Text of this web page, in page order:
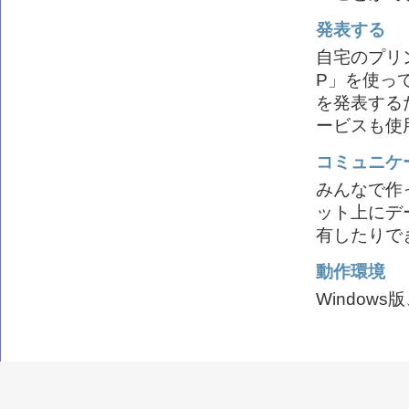
発表する
自宅のプ
P」を使っ
を発表す
ービスも使
コミュニ
みんなで作
ット上に
有したりで
動作環境
Windows